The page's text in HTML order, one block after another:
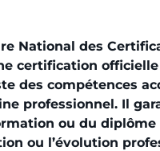
National des
certification
des compétences
professionnel. Il
ou du
ou l’évolution